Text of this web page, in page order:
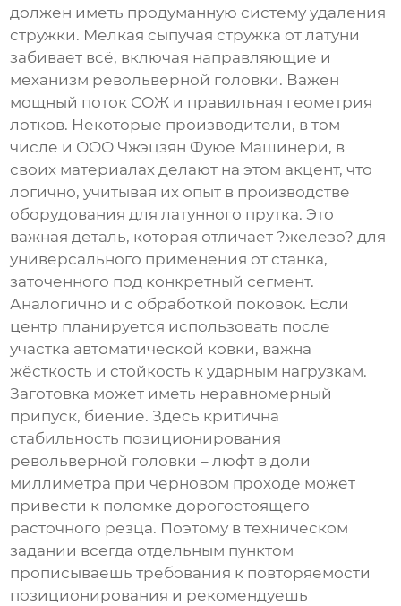
должен иметь продуманную систему удаления
стружки. Мелкая сыпучая стружка от латуни
забивает всё, включая направляющие и
механизм револьверной головки. Важен
мощный поток СОЖ и правильная геометрия
лотков. Некоторые производители, в том
числе и ООО Чжэцзян Фуюе Машинери, в
своих материалах делают на этом акцент, что
логично, учитывая их опыт в производстве
оборудования для латунного прутка. Это
важная деталь, которая отличает ?железо? для
универсального применения от станка,
заточенного под конкретный сегмент.
Аналогично и с обработкой поковок. Если
центр планируется использовать после
участка автоматической ковки, важна
жёсткость и стойкость к ударным нагрузкам.
Заготовка может иметь неравномерный
припуск, биение. Здесь критична
стабильность позиционирования
револьверной головки – люфт в доли
миллиметра при черновом проходе может
привести к поломке дорогостоящего
расточного резца. Поэтому в техническом
задании всегда отдельным пунктом
прописываешь требования к повторяемости
позиционирования и рекомендуешь